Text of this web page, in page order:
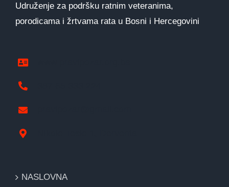
Udruženje za podršku ratnim veteranima,
porodicama i žrtvama rata u Bosni i Hercegovini
NASLOVNA